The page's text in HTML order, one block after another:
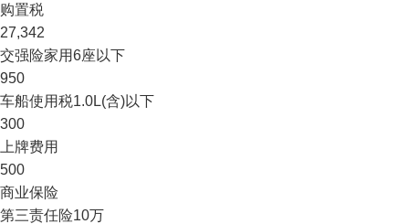
购置税
27,342
交强险家用6座以下
950
车船使用税1.0L(含)以下
300
上牌费用
500
商业保险
第三责任险10万